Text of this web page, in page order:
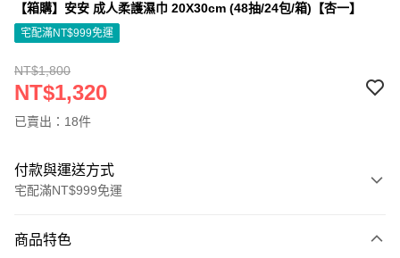
【箱購】安安 成人柔護濕巾 20X30cm (48抽/24包/箱)【杏一】
宅配滿NT$999免運
NT$1,800
NT$1,320
已賣出：18件
付款與運送方式
宅配滿NT$999免運
信用卡一次付款
商品特色